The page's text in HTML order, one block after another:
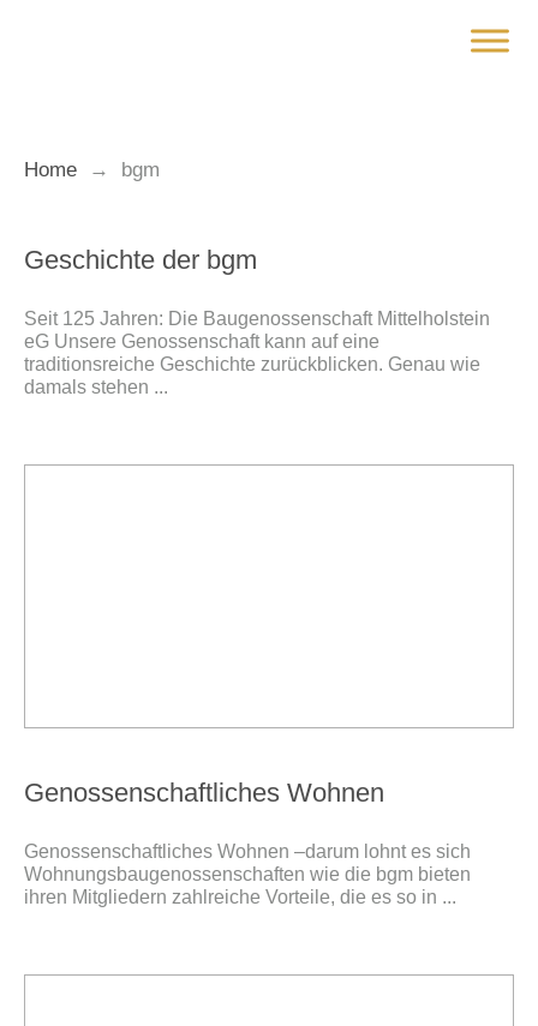
Home → bgm
Geschichte der bgm
Seit 125 Jahren: Die Baugenossenschaft Mittelholstein
eG Unsere Genossenschaft kann auf eine
traditionsreiche Geschichte zurückblicken. Genau wie
damals stehen ...
Genossenschaftliches Wohnen
Genossenschaftliches Wohnen –darum lohnt es sich
Wohnungs­bau­ge­nos­sen­schaft­en wie die bgm bieten
ihren Mitgliedern zahlreiche Vorteile, die es so in ...